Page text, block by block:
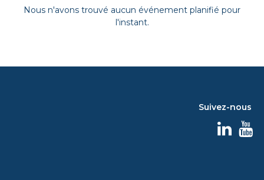
Nous n'avons trouvé aucun événement planifié pour
l'instant.
Suivez-nous